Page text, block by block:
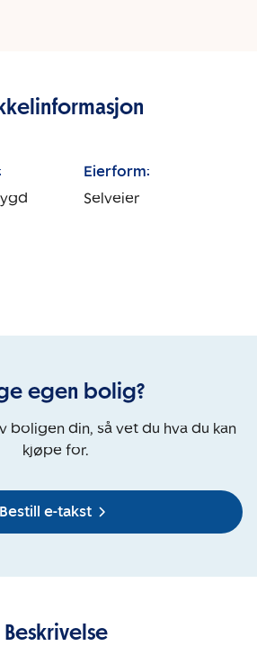
Eierform:
Selveier
egen bolig?
boligen din, så vet du hva du kan
kjøpe for.
Bestill e-takst
Beskrivelse